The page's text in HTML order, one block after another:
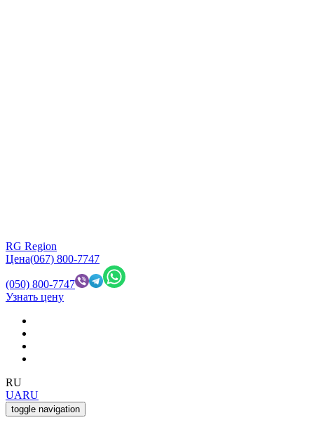
RG Region
Цена(067) 800-7747
(050) 800-7747
Узнать цену
RU
UARU
toggle navigation